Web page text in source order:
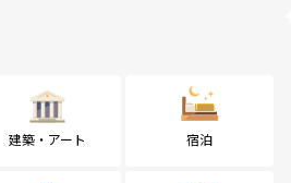
建築・アート 宿泊